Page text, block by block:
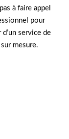
à faire appel
pour
d’un service de
mesure.